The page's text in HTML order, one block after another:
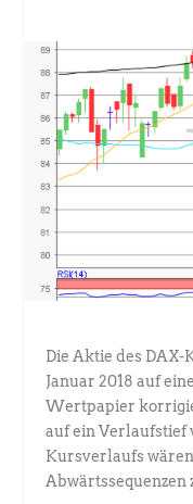
Die Aktie des DAX-
Januar 2018 auf
Wertpapier
auf ein Verlaufstief
Kursverlaufs
Abwärtssequenzen